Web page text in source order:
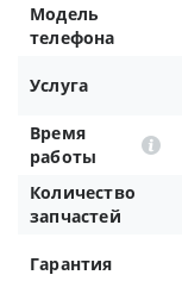
Модель
телефона
Услуга
Время
работы
Количество
запчастей
Гарантия